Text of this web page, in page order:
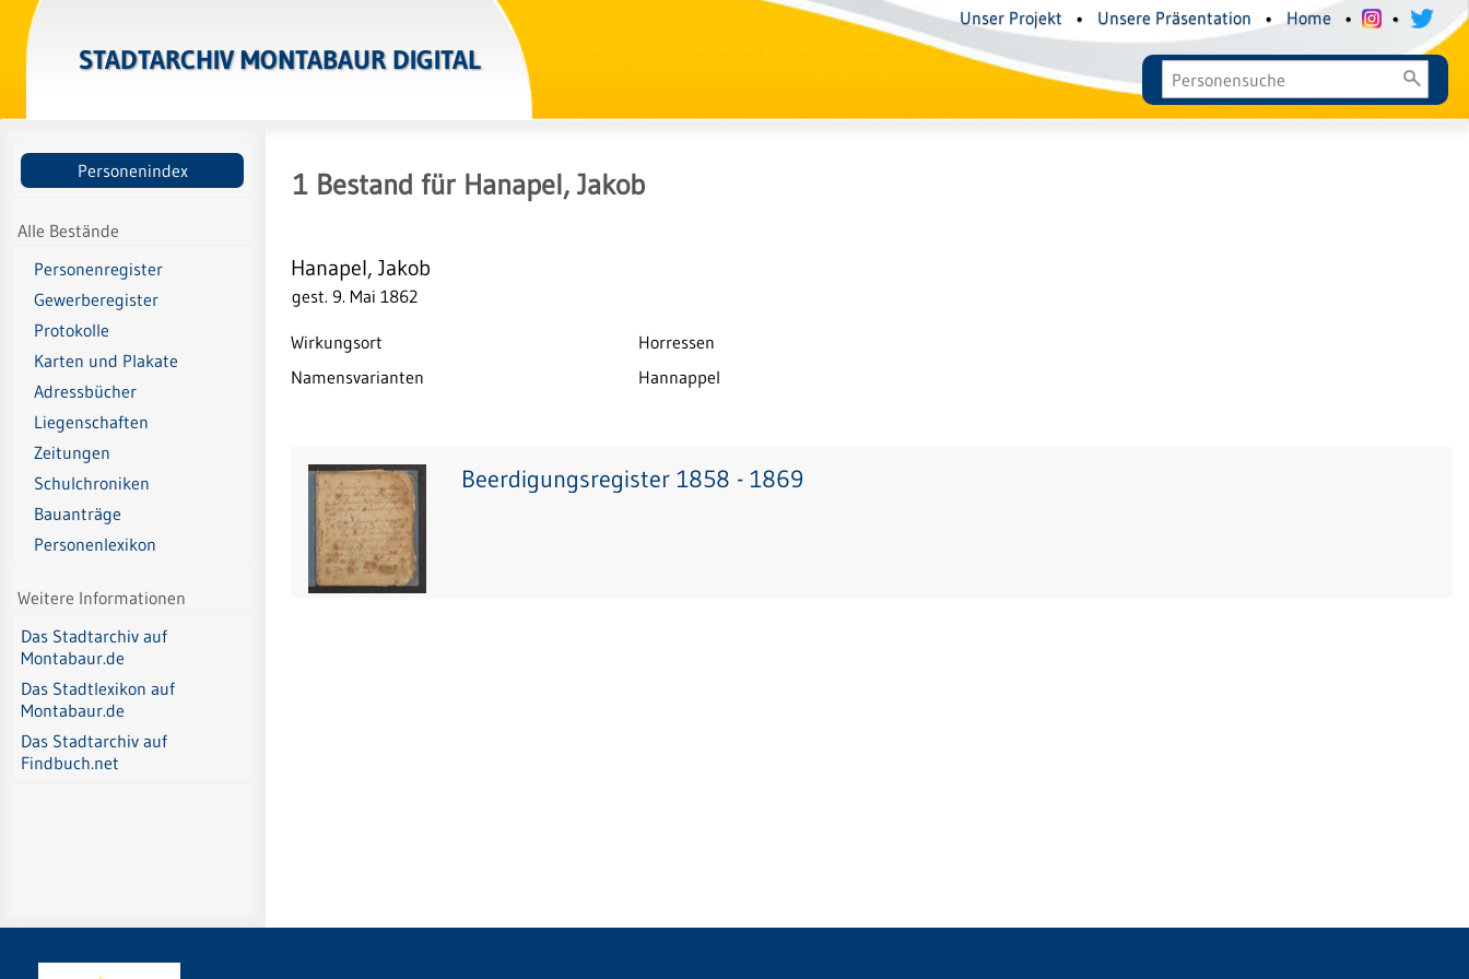
STADTARCHIV MONTABAUR DIGITAL
Unser Projekt • Unsere Präsentation • Home • •
Personenindex
Alle Bestände
Personenregister
Gewerberegister
Protokolle
Karten und Plakate
Adressbücher
Liegenschaften
Zeitungen
Schulchroniken
Bauanträge
Personenlexikon
Weitere Informationen
Das Stadtarchiv auf
Montabaur.de
Das Stadtlexikon auf
Montabaur.de
Das Stadtarchiv auf
Findbuch.net
1 Bestand für Hanapel, Jakob
Hanapel, Jakob
gest. 9. Mai 1862
Wirkungsort
Horressen
Namensvarianten
Hannappel
Beerdigungsregister 1858 - 1869